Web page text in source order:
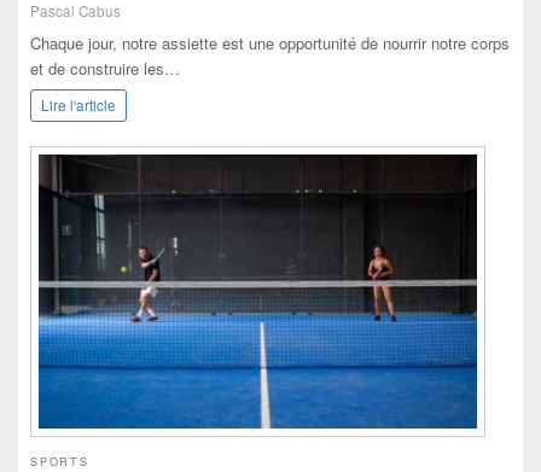
Pascal Cabus
Chaque jour, notre assiette est une opportunité de nourrir notre corps
et de construire les…
Lire l'article
SPORTS